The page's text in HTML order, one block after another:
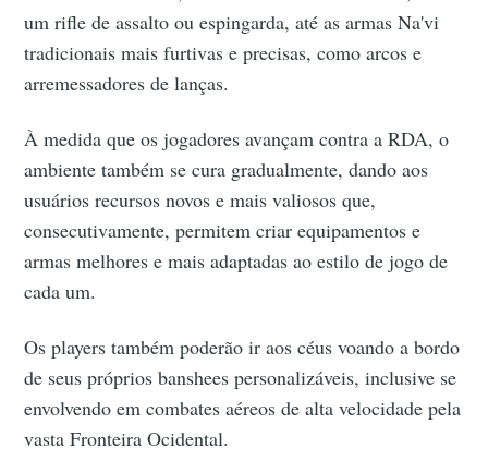
um rifle de assalto ou espingarda, até as armas Na'vi
tradicionais mais furtivas e precisas, como arcos e
arremessadores de lanças.
À medida que os jogadores avançam contra a RDA, o
ambiente também se cura gradualmente, dando aos
usuários recursos novos e mais valiosos que,
consecutivamente, permitem criar equipamentos e
armas melhores e mais adaptadas ao estilo de jogo de
cada um.
Os players também poderão ir aos céus voando a bordo
de seus próprios banshees personalizáveis, inclusive se
envolvendo em combates aéreos de alta velocidade pela
vasta Fronteira Ocidental.